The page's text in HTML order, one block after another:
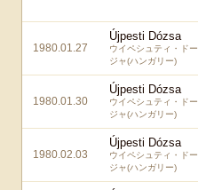
1980.01.27
Újpesti Dózsa
ウイペシュティ・ドー
ジャ(ハンガリー)
1980.01.30
Újpesti Dózsa
ウイペシュティ・ドー
ジャ(ハンガリー)
1980.02.03
Újpesti Dózsa
ウイペシュティ・ドー
ジャ(ハンガリー)